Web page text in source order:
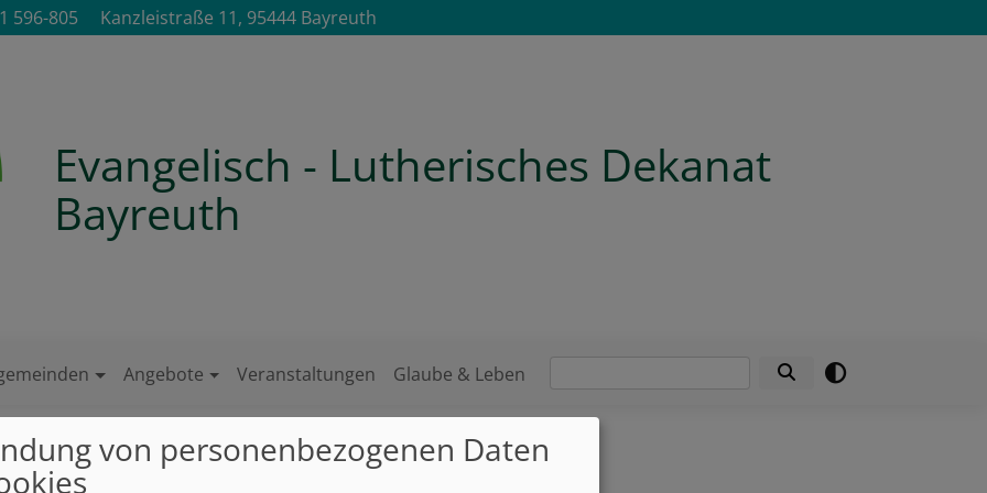
596-805 Kanzleistraße 11, 95444 Bayreuth
Evangelisch - Lutherisches Dekanat
Bayreuth
Angebote Veranstaltungen Glaube & Leben
von personenbezogenen Daten